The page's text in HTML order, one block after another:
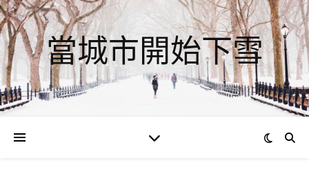
當城市開始下雪